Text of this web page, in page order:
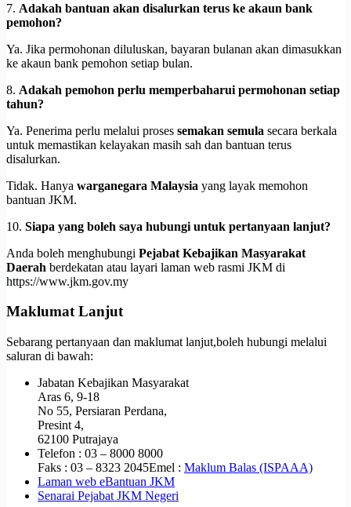
7. Adakah bantuan akan disalurkan terus ke akaun bank
pemohon?
Ya. Jika permohonan diluluskan, bayaran bulanan akan dimasukkan
ke akaun bank pemohon setiap bulan.
8. Adakah pemohon perlu memperbaharui permohonan setiap
tahun?
Ya. Penerima perlu melalui proses semakan semula secara berkala
untuk memastikan kelayakan masih sah dan bantuan terus
disalurkan.
Tidak. Hanya warganegara Malaysia yang layak memohon
bantuan JKM.
10. Siapa yang boleh saya hubungi untuk pertanyaan lanjut?
Anda boleh menghubungi Pejabat Kebajikan Masyarakat
Daerah berdekatan atau layari laman web rasmi JKM di
https://www.jkm.gov.my
Maklumat Lanjut
Sebarang pertanyaan dan maklumat lanjut,boleh hubungi melalui
saluran di bawah:
Jabatan Kebajikan Masyarakat
Aras 6, 9-18
No 55, Persiaran Perdana,
Presint 4,
62100 Putrajaya
Telefon : 03 – 8000 8000
Faks : 03 – 8323 2045Emel : Maklum Balas (ISPAAA)
Laman web eBantuan JKM
Senarai Pejabat JKM Negeri